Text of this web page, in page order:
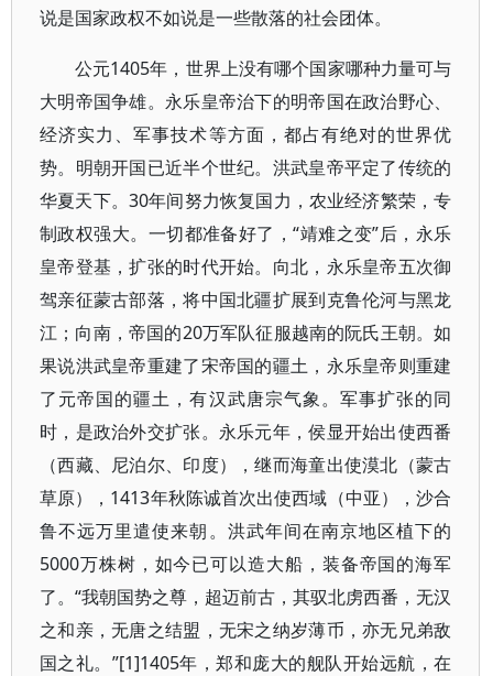
说是国家政权不如说是一些散落的社会团体。
公元1405年，世界上没有哪个国家哪种力量可与
大明帝国争雄。永乐皇帝治下的明帝国在政治野心、
经济实力、军事技术等方面，都占有绝对的世界优
势。明朝开国已近半个世纪。洪武皇帝平定了传统的
华夏天下。30年间努力恢复国力，农业经济繁荣，专
制政权强大。一切都准备好了，“靖难之变”后，永乐
皇帝登基，扩张的时代开始。向北，永乐皇帝五次御
驾亲征蒙古部落，将中国北疆扩展到克鲁伦河与黑龙
江；向南，帝国的20万军队征服越南的阮氏王朝。如
果说洪武皇帝重建了宋帝国的疆土，永乐皇帝则重建
了元帝国的疆土，有汉武唐宗气象。军事扩张的同
时，是政治外交扩张。永乐元年，侯显开始出使西番
（西藏、尼泊尔、印度），继而海童出使漠北（蒙古
草原），1413年秋陈诚首次出使西域（中亚），沙合
鲁不远万里遣使来朝。洪武年间在南京地区植下的
5000万株树，如今已可以造大船，装备帝国的海军
了。“我朝国势之尊，超迈前古，其驭北虏西番，无汉
之和亲，无唐之结盟，无宋之纳岁薄币，亦无兄弟敌
国之礼。”[1]1405年，郑和庞大的舰队开始远航，在